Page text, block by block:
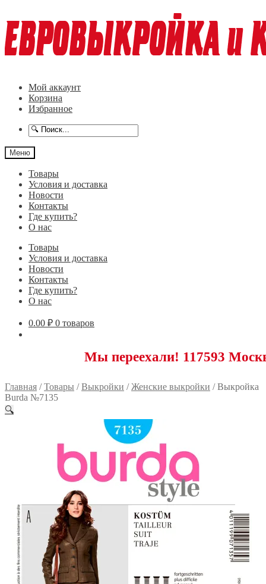
к
навигации
к
содержимому
Мой аккаунт
Корзина
Избранное
Меню
Товары
Условия и доставка
Новости
Контакты
Где купить?
О нас
Товары
Условия и доставка
Новости
Контакты
Где купить?
О нас
0.00 ₽ 0 товаров
Мы переехали! 117593 Москва,
Главная /Товары /Выкройки /Женские выкройки /Выкройка
Burda №7135
🔍